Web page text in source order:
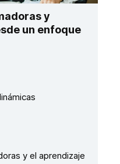
y
un enfoque
y el aprendizaje